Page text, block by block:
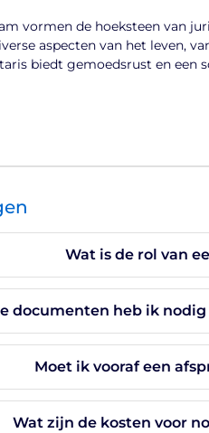
vormen de hoeksteen van
aspecten van het leven,
biedt gemoedsrust en een
Wat is de rol van
documenten heb ik
Moet ik vooraf een
Wat zijn de kosten voor